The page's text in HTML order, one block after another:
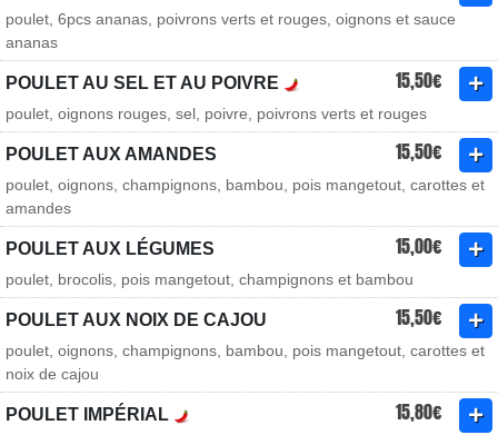
poulet, 6pcs ananas, poivrons verts et rouges, oignons et sauce
ananas
POULET AU SEL ET AU POIVRE 15,50€
poulet, oignons rouges, sel, poivre, poivrons verts et rouges
POULET AUX AMANDES 15,50€
poulet, oignons, champignons, bambou, pois mangetout, carottes et
amandes
POULET AUX LÉGUMES 15,00€
poulet, brocolis, pois mangetout, champignons et bambou
POULET AUX NOIX DE CAJOU 15,50€
poulet, oignons, champignons, bambou, pois mangetout, carottes et
noix de cajou
POULET IMPÉRIAL 15,80€